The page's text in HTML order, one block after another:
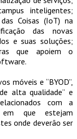
inteligentes;
Coisas (IoT) na
das novas
e suas soluções;
que apoiem o
móveis e “BYOD”,
alta qualidade” e
com a
que estejam
onde deverão ser